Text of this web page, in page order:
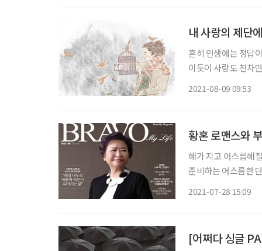
내 사랑의 제단
흔히 인생에는 정답
이듯이 사랑도 천차
2021-08-09 09:53
황혼 로맨스와
해가 지고 어스름해
준비하는 어스름한
2021-07-28 15:09